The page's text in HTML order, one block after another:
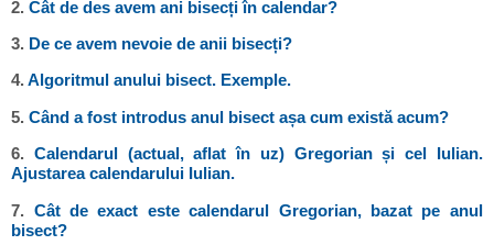
2.Cât de des avem ani bisecți în calendar?
3. De ce avem nevoie de anii bisecți?
4.Algoritmul anului bisect. Exemple.
5.Când a fost introdus anul bisect așa cum există acum?
6. Calendarul (actual, aflat în uz) Gregorian și cel Iulian.
Ajustarea calendarului Iulian.
7. Cât de exact este calendarul Gregorian, bazat pe anul
bisect?